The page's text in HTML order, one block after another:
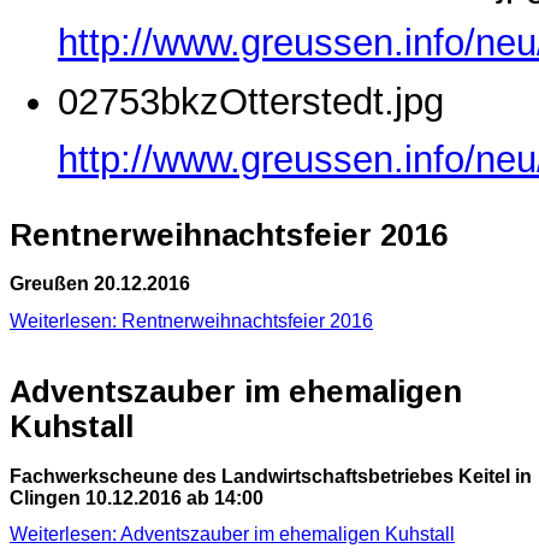
http://www.greussen.info/
02753bkzOtterstedt.jpg
http://www.greussen.info/
Rentnerweihnachtsfeier 2016
Greußen 20.12.2016
Weiterlesen: Rentnerweihnachtsfeier 2016
Adventszauber im ehemaligen
Kuhstall
Fachwerkscheune des Landwirtschaftsbetriebes Keitel in
Clingen 10.12.2016 ab 14:00
Weiterlesen: Adventszauber im ehemaligen Kuhstall